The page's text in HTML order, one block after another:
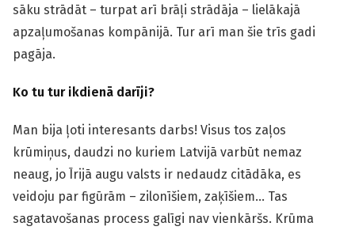
sāku strādāt – turpat arī brāļi strādāja – lielākajā
apzaļumošanas kompānijā. Tur arī man šie trīs gadi
pagāja.
Ko tu tur ikdienā darīji?
Man bija ļoti interesants darbs! Visus tos zaļos
krūmiņus, daudzi no kuriem Latvijā varbūt nemaz
neaug, jo Īrijā augu valsts ir nedaudz citādāka, es
veidoju par figūrām – zilonīšiem, zaķīšiem… Tas
sagatavošanas process galīgi nav vienkāršs. Krūma